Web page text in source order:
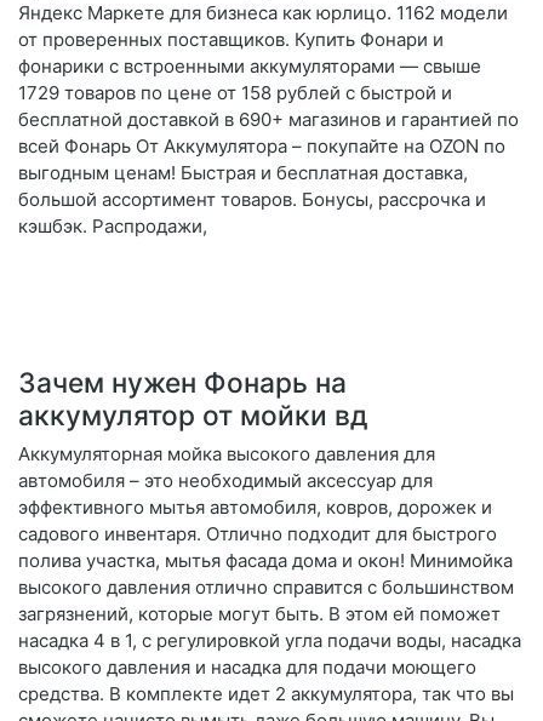
Яндекс Маркете для бизнеса как юрлицо. 1162 модели
от проверенных поставщиков. Купить Фонари и
фонарики с встроенными аккумуляторами — свыше
1729 товаров по цене от 158 рублей с быстрой и
бесплатной доставкой в 690+ магазинов и гарантией по
всей Фонарь От Аккумулятора – покупайте на OZON по
выгодным ценам! Быстрая и бесплатная доставка,
большой ассортимент товаров. Бонусы, рассрочка и
кэшбэк. Распродажи,
Зачем нужен Фонарь на
аккумулятор от мойки вд
Аккумуляторная мойка высокого давления для
автомобиля – это необходимый аксессуар для
эффективного мытья автомобиля, ковров, дорожек и
садового инвентаря. Отлично подходит для быстрого
полива участка, мытья фасада дома и окон! Минимойка
высокого давления отлично справится с большинством
загрязнений, которые могут быть. В этом ей поможет
насадка 4 в 1, с регулировкой угла подачи воды, насадка
высокого давления и насадка для подачи моющего
средства. В комплекте идет 2 аккумулятора, так что вы